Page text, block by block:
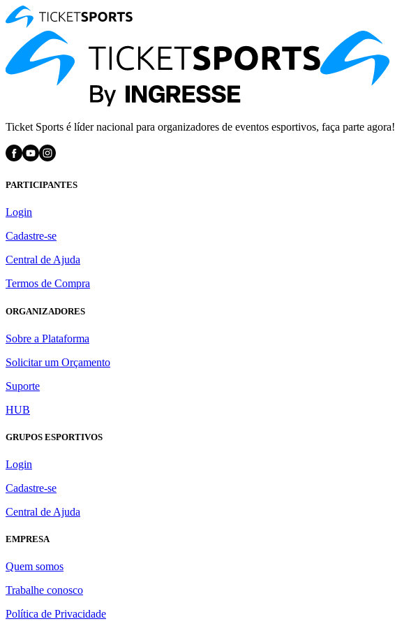
Ticket Sports é líder nacional para organizadores de eventos esportivos, faça parte agora!
PARTICIPANTES
Login
Cadastre-se
Central de Ajuda
Termos de Compra
ORGANIZADORES
Sobre a Plataforma
Solicitar um Orçamento
Suporte
HUB
GRUPOS ESPORTIVOS
Login
Cadastre-se
Central de Ajuda
EMPRESA
Quem somos
Trabalhe conosco
Política de Privacidade